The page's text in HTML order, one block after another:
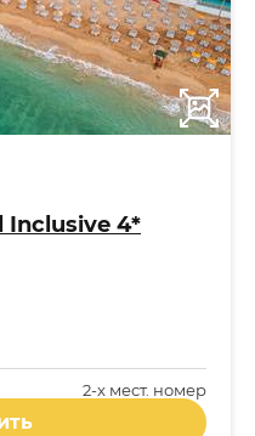
Inclusive 4*
2-x мест. номер